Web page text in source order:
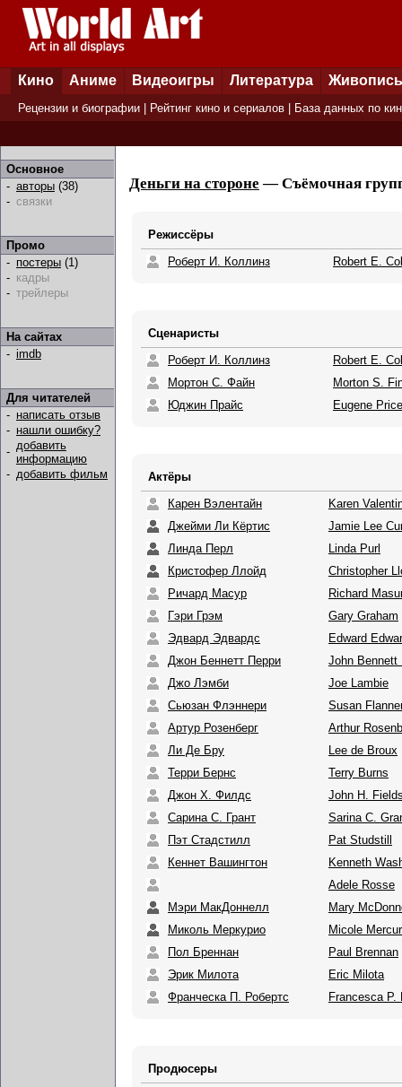
Кино Аниме Видеоигры Литература Живопись
Рецензии и биографии Рейтинг кино и сериалов База данных по
Основное
- авторы (38)
- связки
Промо
- постеры (1)
- кадры
- трейлеры
На сайтах
- imdb
Для читателей
- написать отзыв
- нашли ошибку?
- добавить
информацию
- добавить фильм
Деньги на стороне — Съёмочная
Режиссёры
Роберт И. Коллинз
Robert E.
Сценаристы
Роберт И. Коллинз
Robert E.
Мортон С. Файн
Morton S.
Юджин Прайс
Eugene Price
Актёры
Карен Вэлентайн
Karen
Джейми Ли Кёртис
Jamie Lee
Линда Перл
Linda Purl
Кристофер Ллойд
Christopher
Ричард Масур
Richard
Гэри Грэм
Gary Graham
Эдвард Эдвардс
Edward
Джон Беннетт Перри
John Bennett
Джо Лэмби
Joe Lambie
Сьюзан Флэннери
Susan
Артур Розенберг
Arthur
Ли Де Бру
Lee de Broux
Терри Бернс
Terry Burns
Джон Х. Филдс
John H.
Сарина С. Грант
Sarina C.
Пэт Стадстилл
Pat Studstill
Кеннет Вашингтон
Kenneth
Adele Rosse
Мэри МакДоннелл
Mary
Миколь Меркурио
Micole
Пол Бреннан
Paul Brennan
Эрик Милота
Eric Milota
Франческа П. Робертс
Francesca P.
Продюсеры